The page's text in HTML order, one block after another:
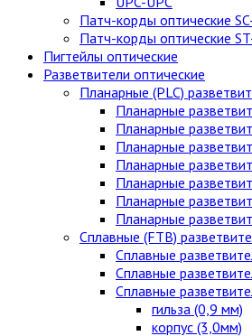
Патч-корды оптические
Патч-корды оптические
Пигтейлы оптические
Разветвители оптические
Планарные (PLC)
Планарные
Планарные
Планарные
Планарные
Планарные
Планарные
Планарные
Сплавные (FTB)
Сплавные
Сплавные
Сплавные
гильза (0,9 мм)
корпус (3,0мм)